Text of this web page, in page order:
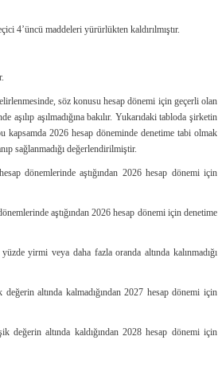
4’üncü maddeleri yürürlükten kaldırılmıştır.
söz konusu hesap dönemi için geçerli olan
aşılmadığına bakılır. Yukarıdaki tabloda şirketin
kapsamda 2026 hesap döneminde denetime tabi olmak
sağlanmadığı değerlendirilmiştir.
dönemlerinde aştığından 2026 hesap dönemi için
aştığından 2026 hesap dönemi için denetime
yirmi veya daha fazla oranda altında kalınmadığı
altında kalmadığından 2027 hesap dönemi için
altında kaldığından 2028 hesap dönemi için